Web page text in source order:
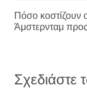
Πόσο κοστίζουν
Άμστερνταμ
Σχεδιάστε